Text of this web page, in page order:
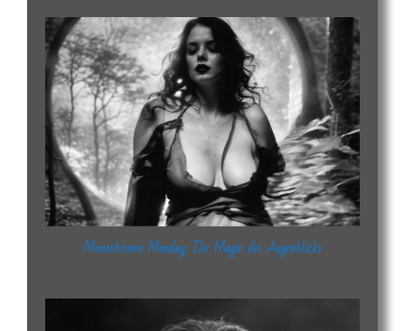
Monochrome Monday: Die Magie des Augenblicks